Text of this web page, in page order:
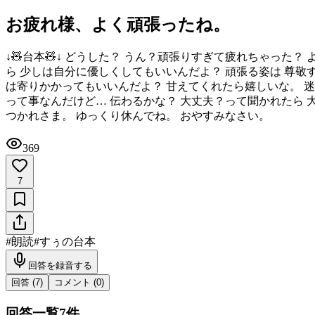
お疲れ様、よく頑張ったね。
↓🧸台本🧸↓ どうした？ うん？頑張りすぎて疲れちゃった？
ら 少しは自分に優しくしてもいいんだよ？ 頑張る姿は 尊
は寄りかかってもいいんだよ？ 甘えてくれたら嬉しいな。
って事なんだけど… 伝わるかな？ 大丈夫？って聞かれたら
つかれさま。 ゆっくり休んでね。 おやすみなさい。
369
7
#朗読#すぅの台本
回答を録音する
回答 (7) コメント (0)